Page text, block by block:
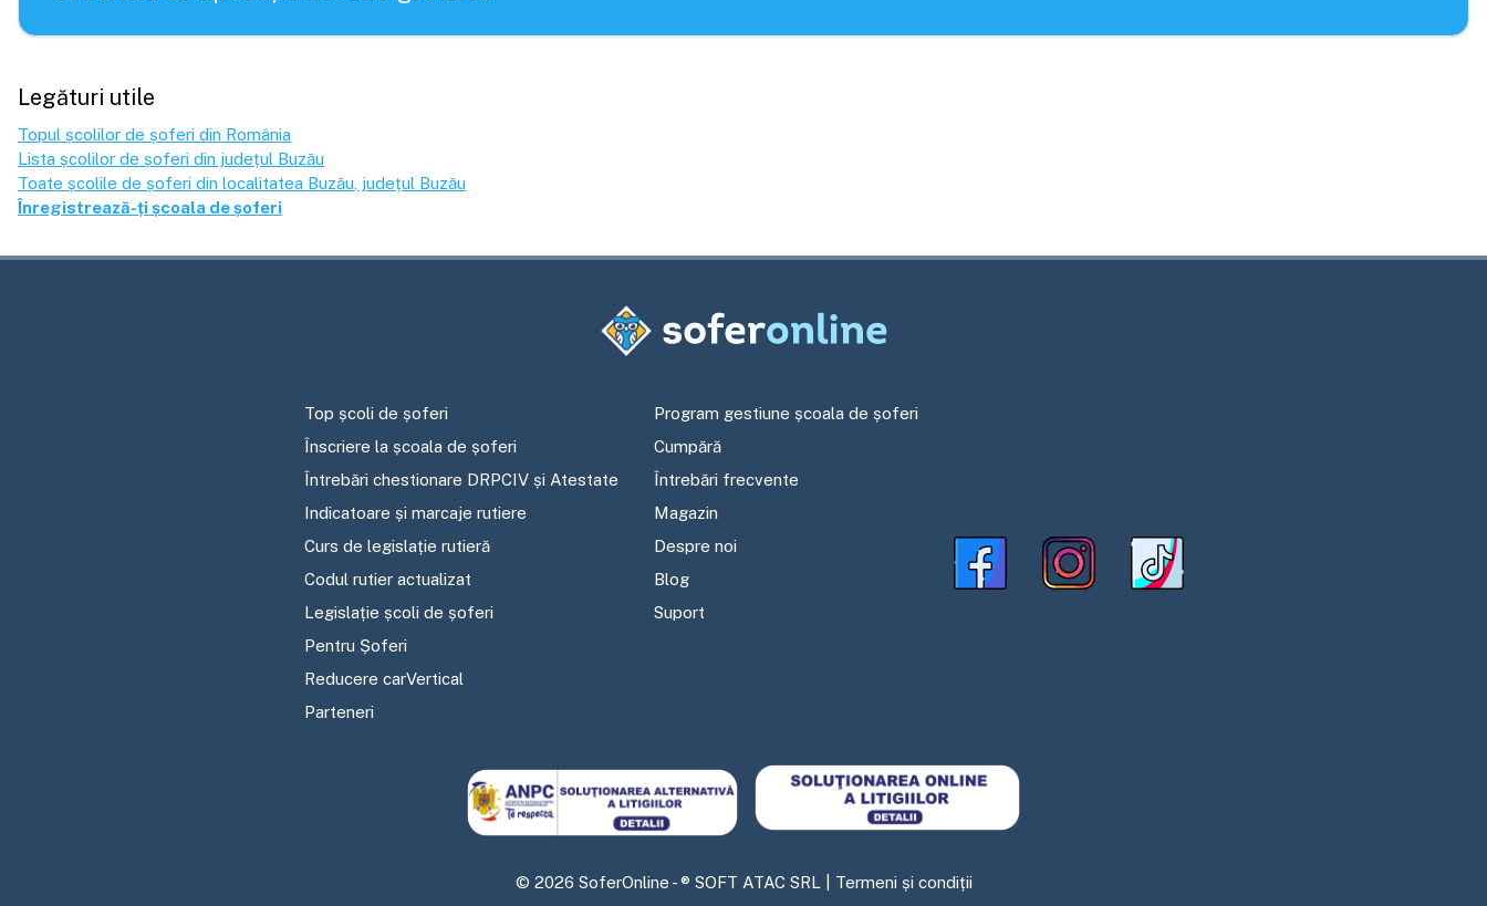
Legături utile
Topul școlilor de șoferi din România
Lista școlilor de șoferi din județul Buzău
Toate școlile de șoferi din localitatea Buzău , județul Buzău
Înregistrează-ți școala de șoferi
Top școli de șoferi
Înscriere la școala de șoferi
Întrebări chestionare DRPCIV și Atestate
Indicatoare și marcaje rutiere
Curs de legislație rutieră
Codul rutier actualizat
Legislație școli de șoferi
Pentru Șoferi
Reducere carVertical
Parteneri
Program gestiune școala de șoferi
Cumpără
Întrebări frecvente
Magazin
Despre noi
Blog
Suport
© 2026 SoferOnline - ® SOFT ATAC SRL | Termeni și condiții